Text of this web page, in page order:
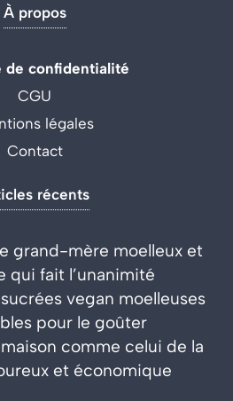
À propos
de confidentialité
CGU
légales
Contact
récents
grand-mère moelleux et
qui fait l’unanimité
vegan moelleuses
pour le goûter
comme celui de la
et économique